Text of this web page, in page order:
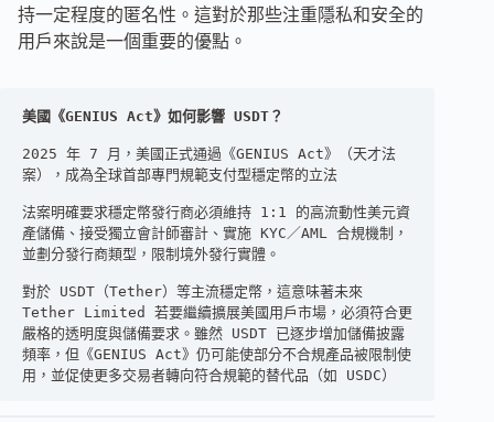
持一定程度的匿名性。這對於那些注重隱私和安全的
用戶來說是一個重要的優點。
美國《GENIUS Act》如何影響 USDT？
2025 年 7 月，美國正式通過《GENIUS Act》（天才法
案），成為全球首部專門規範支付型穩定幣的立法
法案明確要求穩定幣發行商必須維持 1:1 的高流動性美元資
產儲備、接受獨立會計師審計、實施 KYC／AML 合規機制，
並劃分發行商類型，限制境外發行實體。
對於 USDT（Tether）等主流穩定幣，這意味著未來
Tether Limited 若要繼續擴展美國用戶市場，必須符合更
嚴格的透明度與儲備要求。雖然 USDT 已逐步增加儲備披露
頻率，但《GENIUS Act》仍可能使部分不合規產品被限制使
用，並促使更多交易者轉向符合規範的替代品（如 USDC）